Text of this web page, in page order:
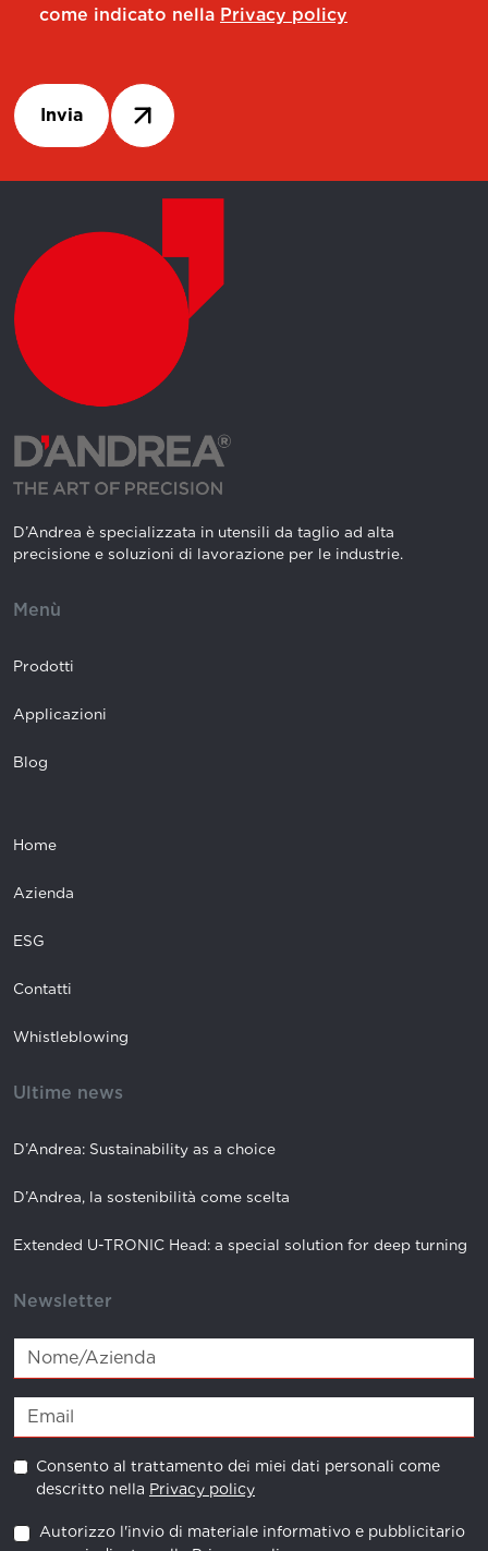
come indicato nella Privacy policy
Invia
D’Andrea è specializzata in utensili da taglio ad alta
precisione e soluzioni di lavorazione per le industrie.
Menù
Prodotti
Applicazioni
Blog
Home
Azienda
ESG
Contatti
Whistleblowing
Ultime news
D’Andrea: Sustainability as a choice
D’Andrea, la sostenibilità come scelta
Extended U-TRONIC Head: a special solution for deep turning
Newsletter
Consento al trattamento dei miei dati personali come
descritto nella Privacy policy
Autorizzo l'invio di materiale informativo e pubblicitario